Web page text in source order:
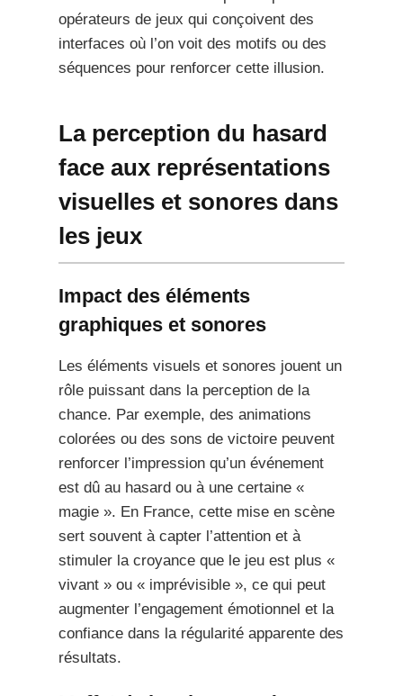
opérateurs de jeux qui conçoivent des
interfaces où l’on voit des motifs ou des
séquences pour renforcer cette illusion.
La perception du hasard
face aux représentations
visuelles et sonores dans
les jeux
Impact des éléments
graphiques et sonores
Les éléments visuels et sonores jouent un
rôle puissant dans la perception de la
chance. Par exemple, des animations
colorées ou des sons de victoire peuvent
renforcer l’impression qu’un événement
est dû au hasard ou à une certaine «
magie ». En France, cette mise en scène
sert souvent à capter l’attention et à
stimuler la croyance que le jeu est plus «
vivant » ou « imprévisible », ce qui peut
augmenter l’engagement émotionnel et la
confiance dans la régularité apparente des
résultats.